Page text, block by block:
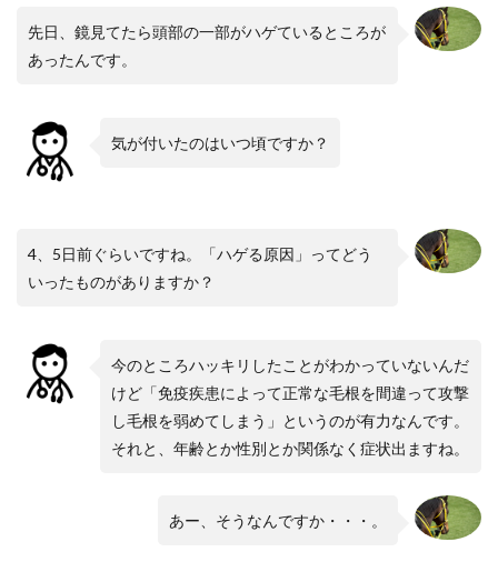
先日、鏡見てたら頭部の一部がハゲているところが
あったんです。
気が付いたのはいつ頃ですか？
4、5日前ぐらいですね。「ハゲる原因」ってどう
いったものがありますか？
今のところハッキリしたことがわかっていないんだ
けど「免疫疾患によって正常な毛根を間違って攻撃
し毛根を弱めてしまう」というのが有力なんです。
それと、年齢とか性別とか関係なく症状出ますね。
あー、そうなんですか・・・。